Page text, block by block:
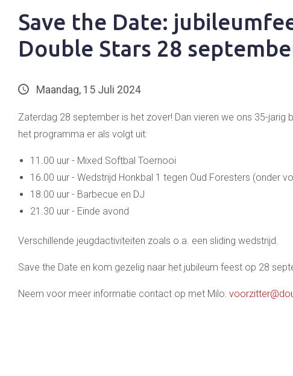
Save the Date:
Double Stars 28
Maandag, 15 Juli 2024
Zaterdag 28 september is het zover! Dan vieren we ons 35-jarig
het programma er als volgt uit:
11.00 uur - Mixed Softbal Toernooi
16.00 uur - Wedstrijd Honkbal 1 tegen Oud Foresters (onder
18.00 uur - Barbecue en DJ
21.30 uur - Einde avond
Verschillende jeugdactiviteiten zoals o.a. een sliding wedstrijd.
Save the Date en kom gezelig naar het jubileum feest op 28
Neem voor meer informatie contact op met Milo: